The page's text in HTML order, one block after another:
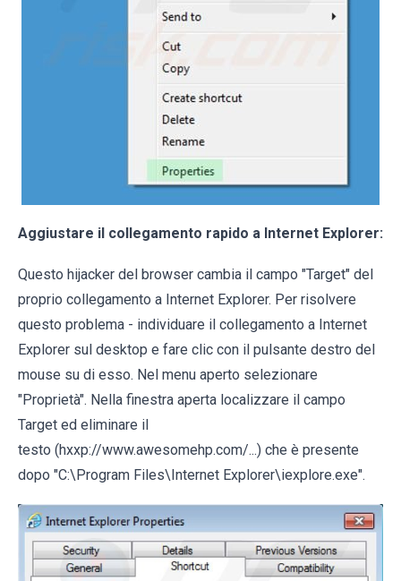
Aggiustare il collegamento rapido a Internet Explorer:
Questo hijacker del browser cambia il campo "Target" del
proprio collegamento a Internet Explorer. Per risolvere
questo problema - individuare il collegamento a Internet
Explorer sul desktop e fare clic con il pulsante destro del
mouse su di esso. Nel menu aperto selezionare
"Proprietà". Nella finestra aperta localizzare il campo
Target ed eliminare il
testo (hxxp://www.awesomehp.com/...) che è presente
dopo "C:\Program Files\Internet Explorer\iexplore.exe".